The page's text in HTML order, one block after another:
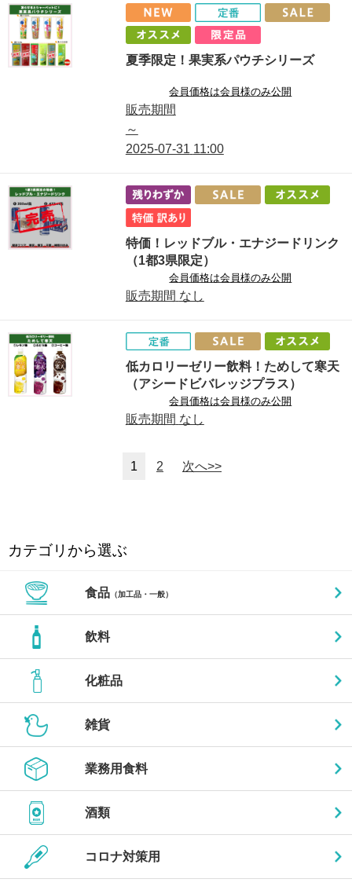
夏季限定！果実系パウチシリーズ
会員価格は会員様のみ公開
販売期間
～
2025-07-31 11:00
特価！レッドブル・エナジードリンク
（1都3県限定）
会員価格は会員様のみ公開
販売期間 なし
低カロリーゼリー飲料！ためして寒天
（アシードビバレッジプラス）
会員価格は会員様のみ公開
販売期間 なし
1 2 次へ>>
カテゴリから選ぶ
食品（加工品・一般）
飲料
化粧品
雑貨
業務用食料
酒類
コロナ対策用